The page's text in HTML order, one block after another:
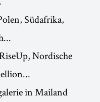
Südafrika,
Nordische
in Mailand